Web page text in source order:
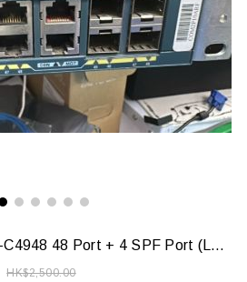
✌️Cisco Catalyst WS-C4948 48 Port + 4 SPF Port (Level-3) Gigabit Switch✌️
HK$2,500.00